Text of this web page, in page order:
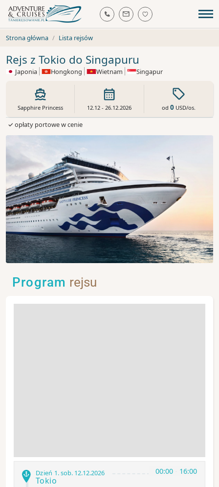
Strona główna Lista rejsów
Rejs z Tokio do Singapuru
Japonia Hongkong Wietnam Singapur
Sapphire Princess 12.12 - 26.12.2026 od 0USD/os.
✓ opłaty portowe w cenie
Program rejsu
00:00 16:00
Dzień 1.sob. 12.12.2026
Tokio